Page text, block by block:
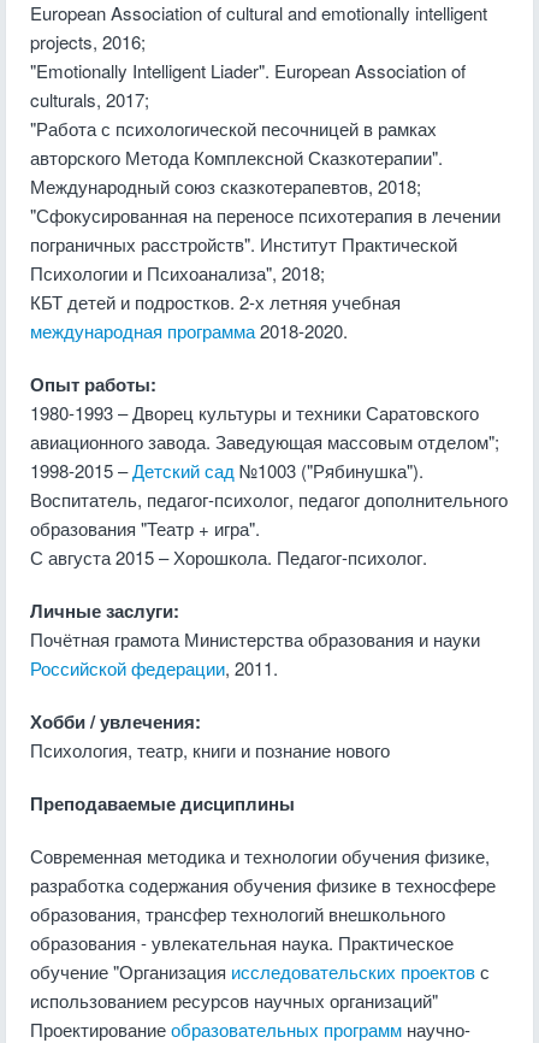
European Association of cultural and emotionally intelligent
projects, 2016;
"Emotionally Intelligent Liader". European Association of
culturals, 2017;
"Работа с психологической песочницей в рамках
авторского Метода Комплексной Сказкотерапии".
Международный союз сказкотерапевтов, 2018;
"Сфокусированная на переносе психотерапия в лечении
пограничных расстройств". Институт Практической
Психологии и Психоанализа", 2018;
КБТ детей и подростков. 2-х летняя учебная
международная программа2018-2020.
Опыт работы:
1980-1993 – Дворец культуры и техники Саратовского
авиационного завода. Заведующая массовым отделом";
1998-2015 –Детский сад №1003 ("Рябинушка").
Воспитатель, педагог-психолог, педагог дополнительного
образования "Театр + игра".
С августа 2015 – Хорошкола. Педагог-психолог.
Личные заслуги:
Почётная грамота Министерства образования и науки
Российской федерации, 2011.
Хобби / увлечения:
Психология, театр, книги и познание нового
Преподаваемые дисциплины
Современная методика и технологии обучения физике,
разработка содержания обучения физике в техносфере
образования, трансфер технологий внешкольного
образования - увлекательная наука. Практическое
обучение "Организация исследовательских проектовс
использованием ресурсов научных организаций"
Проектированиеобразовательных программ научно-